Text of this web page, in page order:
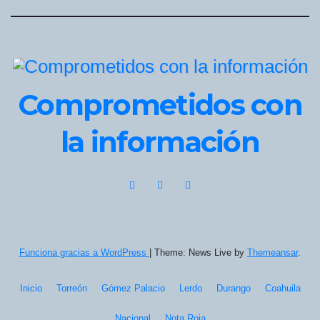
Comprometidos con
la información
Funciona gracias a WordPress | Theme: News Live by Themeansar.
Inicio Torreón Gómez Palacio Lerdo Durango Coahuila